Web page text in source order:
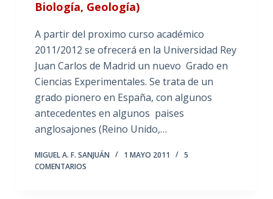
Biología, Geología)
A partir del proximo curso académico
2011/2012 se ofrecerá en la Universidad Rey
Juan Carlos de Madrid un nuevo Grado en
Ciencias Experimentales. Se trata de un
grado pionero en España, con algunos
antecedentes en algunos paises
anglosajones (Reino Unido,…
MIGUEL A. F. SANJUÁN 1 MAYO 2011
5
COMENTARIOS